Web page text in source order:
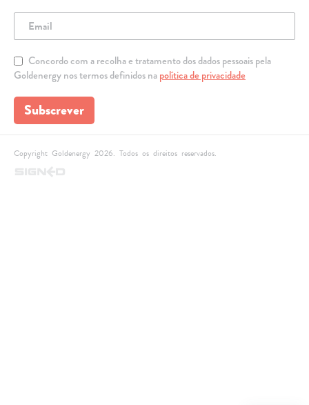
Concordo com a recolha e tratamento dos dados pessoais pela
Goldenergy nos termos definidos napolítica de privacidade
Subscrever
Copyright Goldenergy 2026. Todos os direitos reservados.